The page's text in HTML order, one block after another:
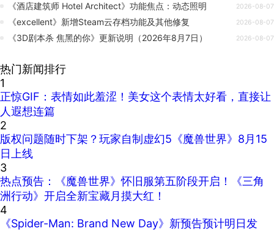
《酒店建筑师 Hotel Architect》功能焦点：动态照明 2026-08-07
《excellent》新增Steam云存档功能及其他修复 2026-08-07
《3D剧本杀 焦黑的你》更新说明（2026年8月7日） 2026-08-07
热门新闻排行
1
正惊GIF：表情如此羞涩！美女这个表情太好看，直接让
人遐想连篇
2
版权问题随时下架？玩家自制虚幻5《魔兽世界》8月15
日上线
3
热点预告：《魔兽世界》怀旧服第五阶段开启！《三角
洲行动》开启全新宝藏月摸大红！
4
《Spider-Man: Brand New Day》新预告预计明日发